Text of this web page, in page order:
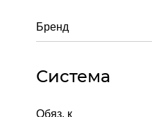
Бренд
Система
Обяз. к